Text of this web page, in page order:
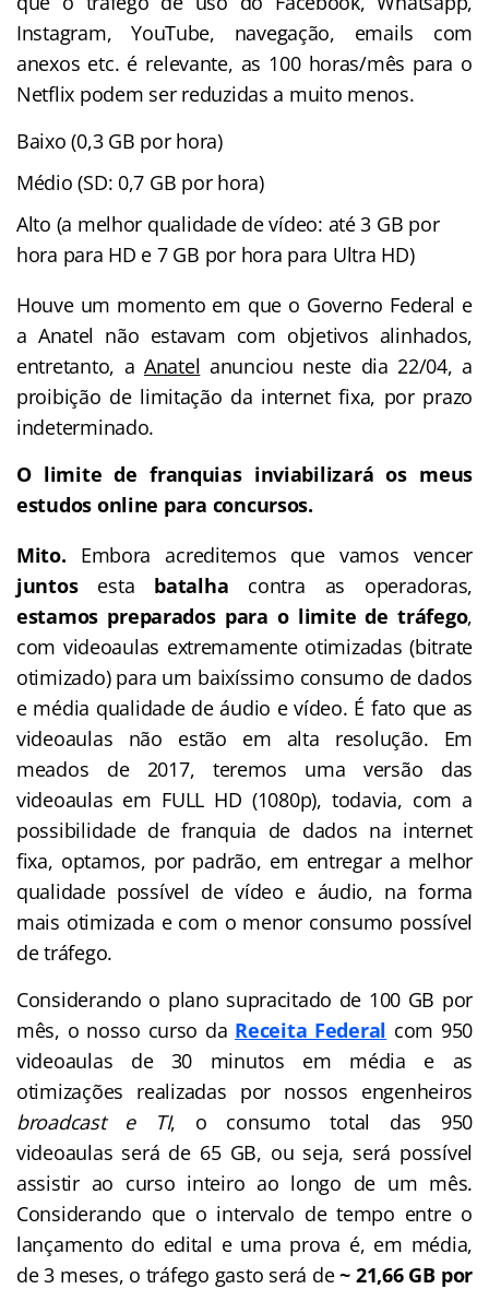
Instagram, YouTube, navegação, emails com
anexos etc. é relevante, as 100 horas/mês para o
Netflix podem ser reduzidas a muito menos.
Baixo (0,3 GB por hora)
Médio (SD: 0,7 GB por hora)
Alto (a melhor qualidade de vídeo: até 3 GB por
hora para HD e 7 GB por hora para Ultra HD)
Houve um momento em que o Governo Federal e
a Anatel não estavam com objetivos alinhados,
entretanto, a Anatel anunciou neste dia 22/04, a
proibição de limitação da internet fixa, por prazo
indeterminado.
O limite de franquias inviabilizará os meus
estudos online para concursos.
Mito. Embora acreditemos que vamos vencer
juntosesta batalha contra as operadoras,
estamos preparados para o limite de tráfego,
com videoaulas extremamente otimizadas (bitrate
otimizado) para um baixíssimo consumo de dados
e média qualidade de áudio e vídeo. É fato que as
videoaulas não estão em alta resolução. Em
meados de 2017, teremos uma versão das
videoaulas em FULL HD (1080p), todavia, com a
possibilidade de franquia de dados na internet
fixa, optamos, por padrão, em entregar a melhor
qualidade possível de vídeo e áudio, na forma
mais otimizada e com o menor consumo possível
de tráfego.
Considerando o plano supracitado de 100 GB por
mês, o nosso curso da Receita Federal com 950
videoaulas de 30 minutos em média e as
otimizações realizadas por nossos engenheiros
broadcast e TI, o consumo total das 950
videoaulas será de 65 GB, ou seja, será possível
assistir ao curso inteiro ao longo de um mês.
Considerando que o intervalo de tempo entre o
lançamento do edital e uma prova é, em média,
de 3 meses, o tráfego gasto será de~ 21,66 GB por